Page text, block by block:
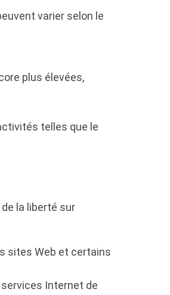
varier selon le
plus élevées,
telles que le
la liberté sur
sites Web et certains
Internet de